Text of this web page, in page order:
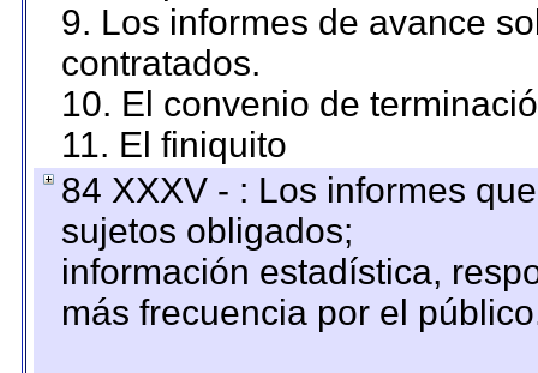
9. Los informes de avance
contratados.
10. El convenio de
11. El finiquito
84 XXXV - : Los informes
sujetos obligados;
información estadística,
más frecuencia por el